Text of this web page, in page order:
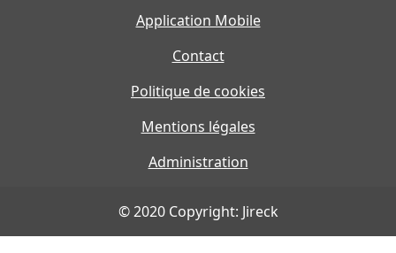
Application Mobile
Contact
Politique de cookies
Mentions légales
Administration
© 2020 Copyright: Jireck